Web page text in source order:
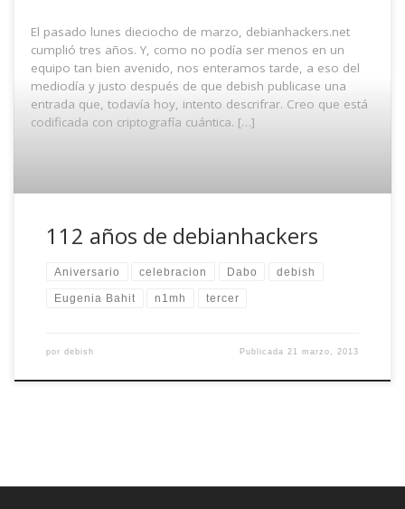
El pasado lunes dieciocho de marzo, debianhackers.net
cumplió tres años. Y, como no podía ser menos en un
equipo tan bien avenido, nos enteramos tarde, a eso del
mediodía y justo después de que debish publicase una
entrada que, todavía hoy, intento descrifrar. Creo que está
codificada con criptografía cuántica. […]
112 años de debianhackers
Aniversario celebracion Dabo debish
Eugenia Bahit n1mh tercer
por debish Publicada 21 marzo, 2013